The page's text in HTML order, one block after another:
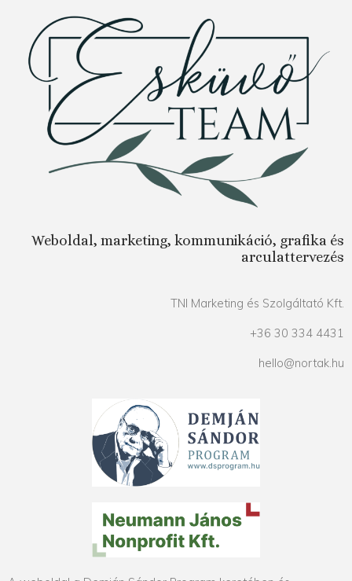
Weboldal, marketing, kommunikáció, grafika és
arculattervezés
TNI Marketing és Szolgáltató Kft.
+36 30 334 4431
hello@nortak.hu